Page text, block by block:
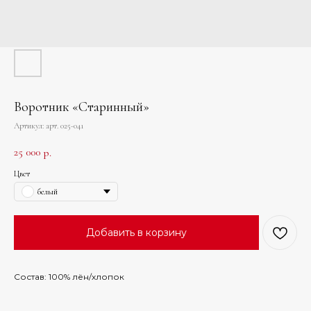
Воротник «Старинный»
Артикул: арт. 025-041
25 000 р.
Цвет
белый
Добавить в корзину
Состав: 100% лён/хлопок